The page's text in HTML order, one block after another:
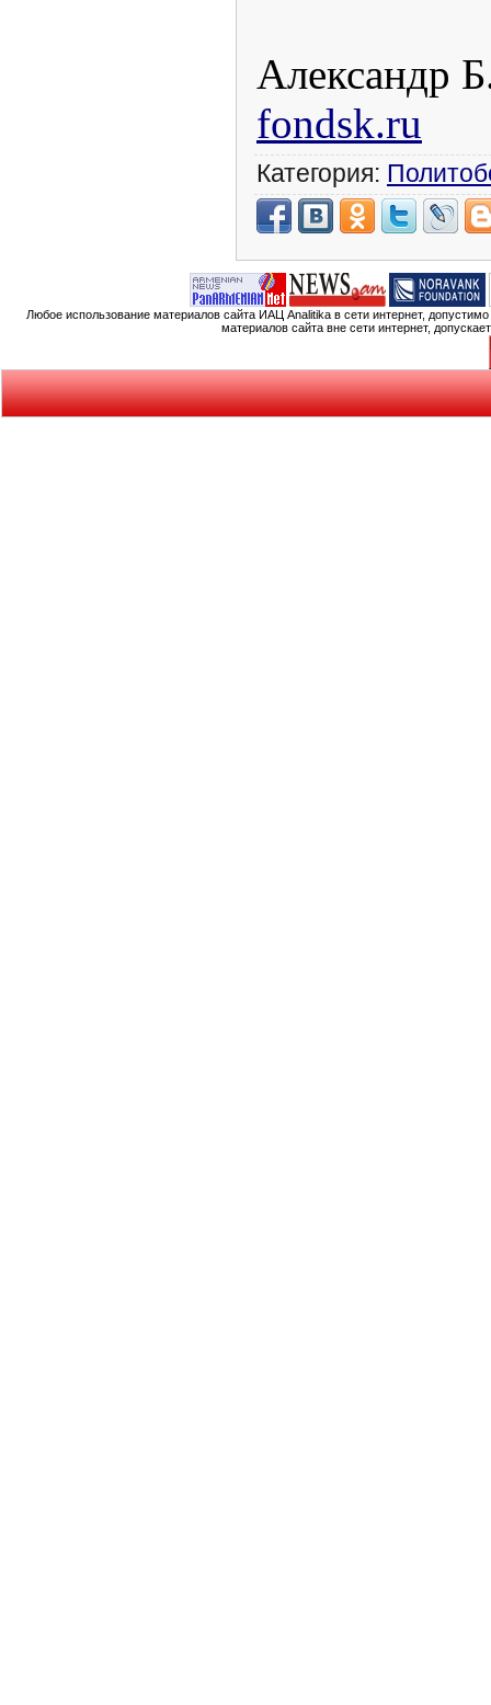
Александр
fondsk.ru
Категория:
Любое использование материалов сайта ИАЦ Analitika в сети интернет,
материалов сайта вне сети интернет,